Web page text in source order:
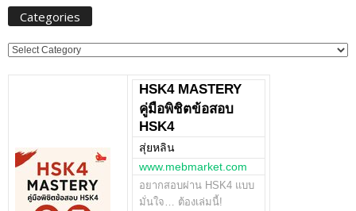
Categories
Categories
HSK4 MASTERY
คู่มือพิชิตข้อสอบ
HSK4
สุ่ยหลิน
www.mebmarket.com
อยากสอบผ่าน HSK4 แบบ
มั่นใจ… ต้องเล่มนี้!